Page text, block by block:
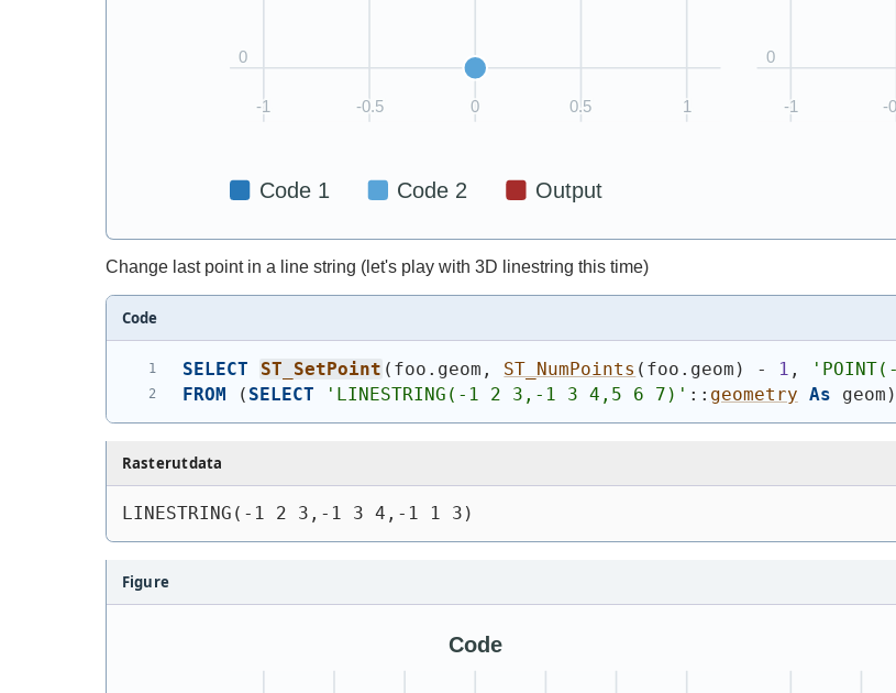
Change last point in a line string (let's play with 3D linestring this time)
Code
SELECT ST_SetPoint ( foo.geom, ST_NumPoints ( foo.geom ) - 1 , '
FROM
( SELECT ' LINESTRING(-1 2 3,-1 3 4,5 6 7) ' :: geometry As geom )
Rasterutdata
LINESTRING(-1 2 3,-1 3 4,-1 1 3)
Figure